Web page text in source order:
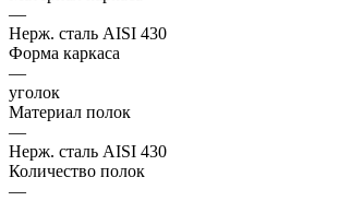
—
Нерж. сталь AISI 430
Форма каркаса
—
уголок
Материал полок
—
Нерж. сталь AISI 430
Количество полок
—